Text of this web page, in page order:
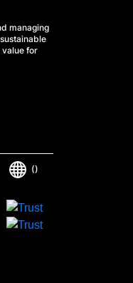
managing
value for
()